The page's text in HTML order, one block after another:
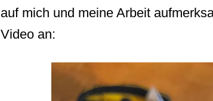
auf mich und meine Arbeit
Video an: